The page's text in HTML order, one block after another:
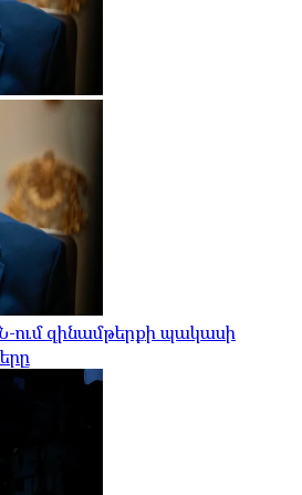
ում զինամթերքի պակասի